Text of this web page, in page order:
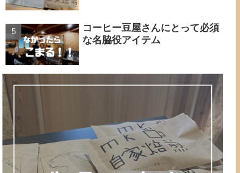
コーヒー豆屋さんにとって必須
な名脇役アイテム